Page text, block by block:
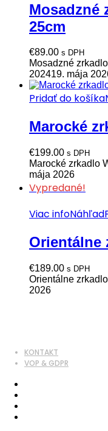
Mosadzné
25cm
€89.00 s DPH
Mosadzné
202419. mája
Pridať do košíka
Marocké
€199.00 s DPH
Marocké zrkadlo
mája 2026
Vypredané!
Viac infoNáhľad
Orientálne
€189.00 s DPH
Orientálne
2026
KONTAKT
VOP & GDPR